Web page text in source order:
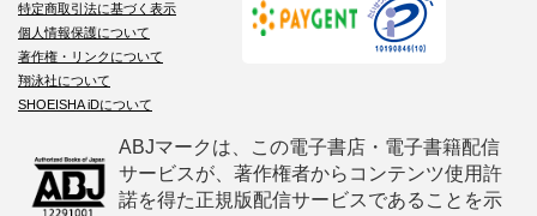
特定商取引法に基づく表示
個人情報保護について
著作権・リンクについて
翔泳社について
SHOEISHA iDについて
ABJマークは、この電子書店・電子書籍配信
サービスが、著作権者からコンテンツ使用許
諾を得た正規版配信サービスであることを示